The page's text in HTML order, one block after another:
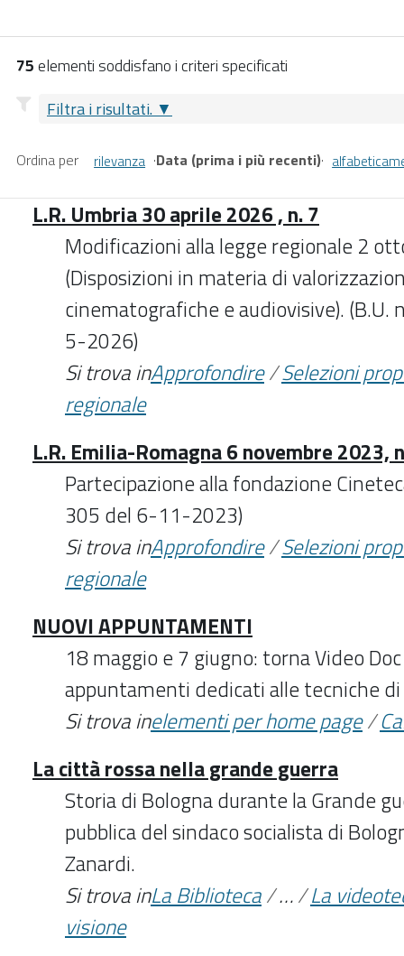
75elementi soddisfano i criteri specificati
Filtra i risultati.
Ordina per rilevanza ·Data (prima i più recenti)·
L.R. Umbria 30 aprile 2026 , n. 7
Modificazioni alla legge regionale 2
(Disposizioni in materia di
cinematografiche e audiovisive). (B.U.
5-2026)
Si trova inApprofondire/Selezioni
regionale
L.R. Emilia-Romagna 6 novembre 2023,
Partecipazione alla fondazione
305 del 6-11-2023)
Si trova inApprofondire/Selezioni
regionale
NUOVI APPUNTAMENTI
18 maggio e 7 giugno: torna Video
appuntamenti dedicati alle tecniche di
Si trova inelementi per home page/
La città rossa nella grande guerra
Storia di Bologna durante la Grande
pubblica del sindaco socialista di
Zanardi.
Si trova inLa Biblioteca/…/La
visione